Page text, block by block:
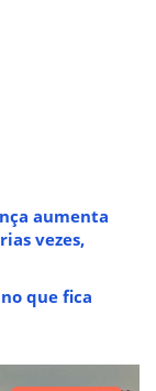
aumenta
vezes,
que fica